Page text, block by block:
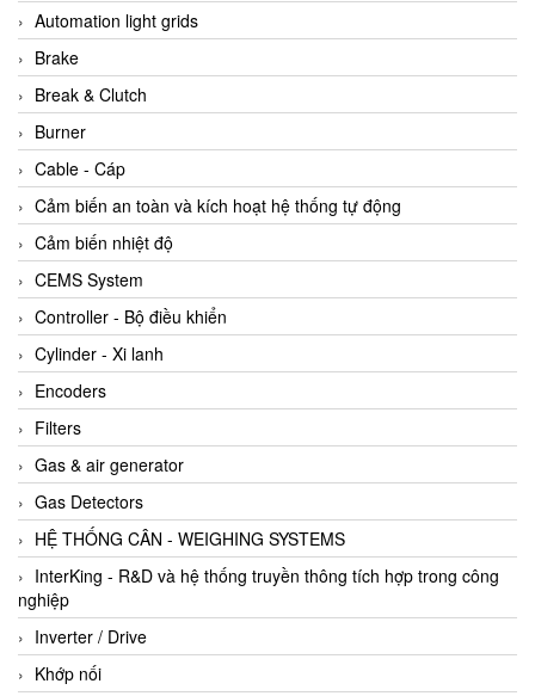
Automation light grids
Brake
Break & Clutch
Burner
Cable - Cáp
Cảm biến an toàn và kích hoạt hệ thống tự động
Cảm biến nhiệt độ
CEMS System
Controller - Bộ điều khiển
Cylinder - Xi lanh
Encoders
Filters
Gas & air generator
Gas Detectors
HỆ THỐNG CÂN - WEIGHING SYSTEMS
InterKing - R&D và hệ thống truyền thông tích hợp trong công
nghiệp
Inverter / Drive
Khớp nối